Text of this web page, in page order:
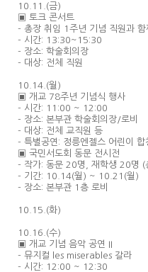
10.11.(금)
▣ 토크 콘서트
- 총장 취임 1주년 기념 직원과 함
- 시간: 13:30~15:30
- 장소: 학술회의장
- 대상: 전체 직원
10.14.(월)
▣ 개교 78주년 기념식 행사
- 시간: 11:00 ~ 12:00
- 장소: 본부관 학술회의장/로비
- 대상: 전체 교직원 등
- 특별공연: 정릉엔젤스 어린이
▣ 국민서도회 동문 전시전
- 작가: 동문 20명, 재학생 20명 (
- 기간: 10.14(월) ~ 10.21(월)
- 장소: 본부관 1층 로비
10.15.(화)
10.16.(수)
▣ 개교 기념 음악 공연 II
- 뮤지컬 les miserables 갈라
- 시간: 12:00 ~ 12:30